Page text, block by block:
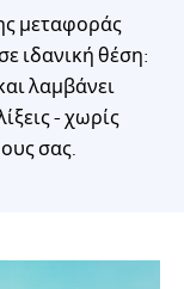
μεταφοράς
σε ιδανική θέση:
λαμβάνει
- χωρίς
σας.